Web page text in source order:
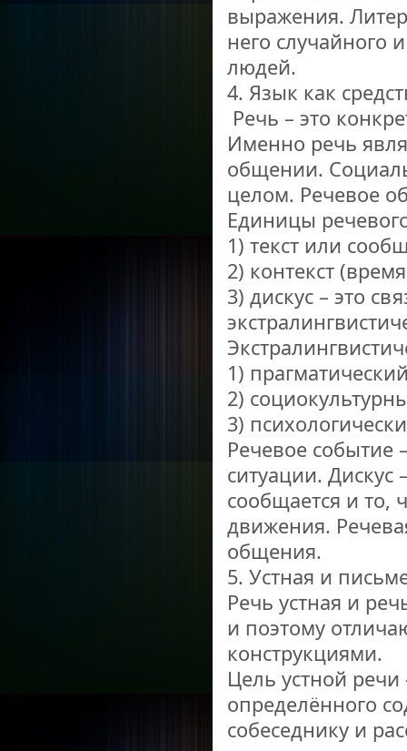
выражения.
него случайного
людей.
4. Язык как
Речь – это
Именно речь
общении.
целом. Речевое
Единицы
1) текст или
2) контекст
3) дискус – это
1)
2)
3)
Речевое событие
ситуации. Дискус
сообщается и то,
движения.
общения.
5. Устная и
Речь устная и
и поэтому
конструкциями.
Цель устной
определённого
собеседнику и